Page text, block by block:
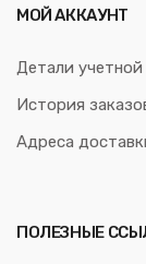
МОЙ АККАУНТ
Детали учетной
История
Адреса
ПОЛЕЗНЫЕ